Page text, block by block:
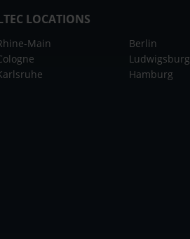
LOCATIONS
Main
Berlin
Ludwigsburg
Hamburg